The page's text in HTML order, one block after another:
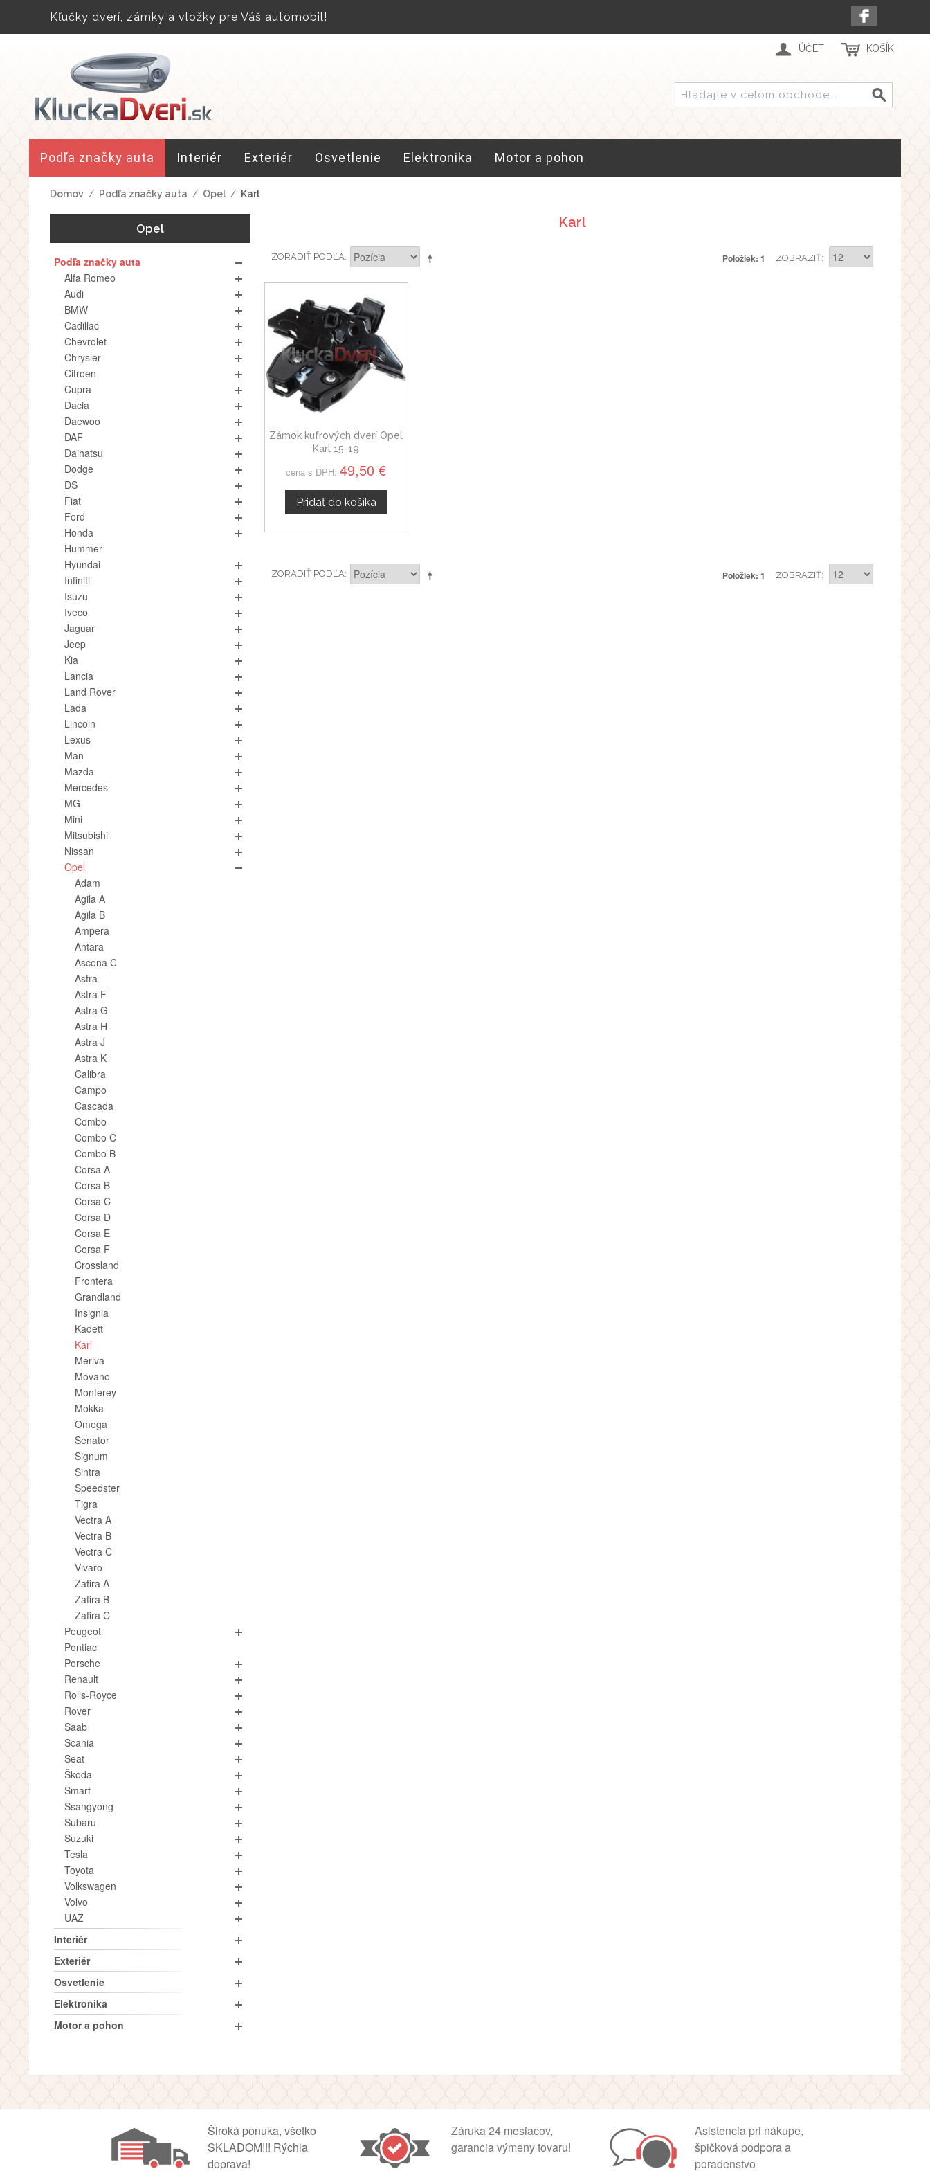
Kľučky dverí, zámky a vložky pre Váš automobil!
ÚČET KOŠÍK
Podľa značky auta Interiér Exteriér Osvetlenie Elektronika Motor a pohon
Domov / Podľa značky auta / Opel / Karl
Karl
ZORADIŤ PODĽA Položiek: 1 ZOBRAZIŤ
Zámok kufrových dverí Opel
Karl 15-19
cena s DPH: 49,50 €
Pridať do košíka
ZORADIŤ PODĽA Položiek: 1 ZOBRAZIŤ
Opel
Podľa značky auta
Alfa Romeo
Audi
BMW
Cadillac
Chevrolet
Chrysler
Citroen
Cupra
Dacia
Daewoo
DAF
Daihatsu
Dodge
DS
Fiat
Ford
Honda
Hummer
Hyundai
Infiniti
Isuzu
Iveco
Jaguar
Jeep
Kia
Lancia
Land Rover
Lada
Lincoln
Lexus
Man
Mazda
Mercedes
MG
Mini
Mitsubishi
Nissan
Opel
Adam
Agila A
Agila B
Ampera
Antara
Ascona C
Astra
Astra F
Astra G
Astra H
Astra J
Astra K
Calibra
Campo
Cascada
Combo
Combo C
Combo B
Corsa A
Corsa B
Corsa C
Corsa D
Corsa E
Corsa F
Crossland
Frontera
Grandland
Insignia
Kadett
Karl
Meriva
Movano
Monterey
Mokka
Omega
Senator
Signum
Sintra
Speedster
Tigra
Vectra A
Vectra B
Vectra C
Vivaro
Zafira A
Zafira B
Zafira C
Peugeot
Pontiac
Porsche
Renault
Rolls-Royce
Rover
Saab
Scania
Seat
Škoda
Smart
Ssangyong
Subaru
Suzuki
Tesla
Toyota
Volkswagen
Volvo
UAZ
Interiér
Exteriér
Osvetlenie
Elektronika
Motor a pohon
Široká ponuka, všetko
SKLADOM!!! Rýchla
doprava!
Záruka 24 mesiacov,
garancia výmeny tovaru!
Asistencia pri nákupe,
špičková podpora a
poradenstvo